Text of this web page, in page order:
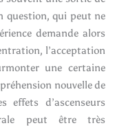
question, qui peut ne
demande alors
l’acceptation
une certaine
nouvelle de
effets d’ascenseurs
peut être très